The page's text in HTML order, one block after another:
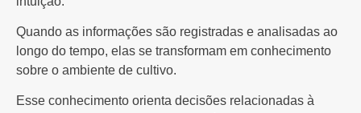
Quando as informações são registradas e analisadas ao
longo do tempo, elas se transformam em conhecimento
sobre o ambiente de cultivo.
Esse conhecimento orienta decisões relacionadas à